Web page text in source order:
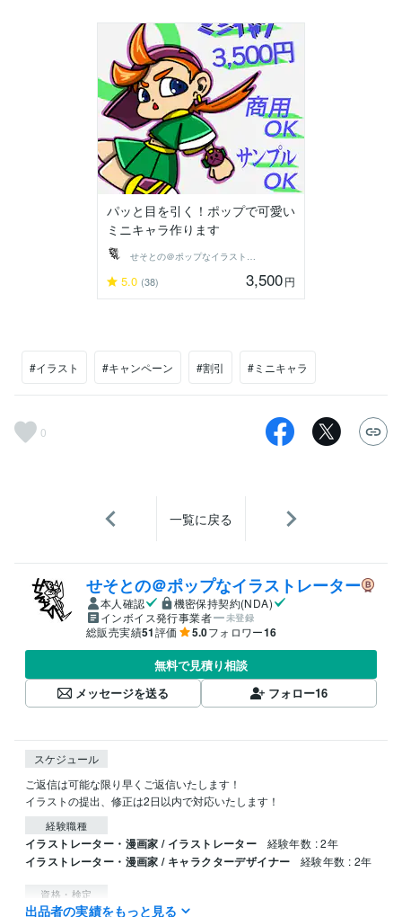
パッと目を引く！ポップで可愛い
ミニキャラ作ります
せそとの＠ポップなイラストレーター
5.0 (38) 3,500円
#イラスト #キャンペーン #割引 #ミニキャラ
0
一覧に戻る
せそとの＠ポップなイラストレーター
本人確認
機密保持契約(NDA)
インボイス発行事業者
未登録
総販売実績51評価 5.0フォロワー16
無料で見積り相談
メッセージを送る
フォロー16
スケジュール
ご返信は可能な限り早くご返信いたします！
経験職種
イラストレーター・漫画家 / イラストレーター 経験年数 : 2年
イラストレーター・漫画家 / キャラクターデザイナー 経験年数 : 2年
資格・検定
運行管理者 取得年 : 2018年
出品者の実績をもっと見る